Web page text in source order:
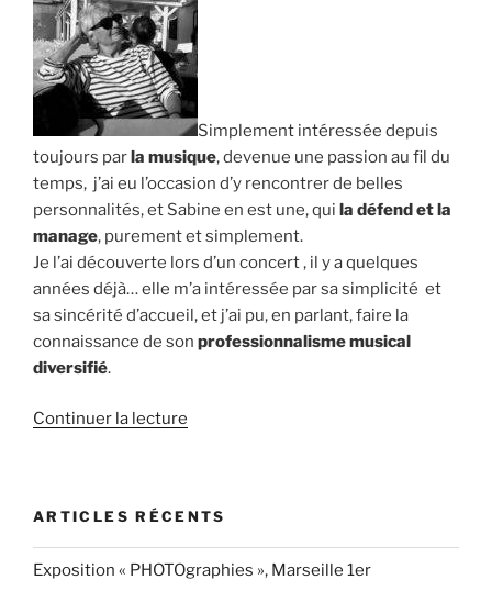
Simplement intéressée depuis
toujours parla musique, devenue une passion au fil du
temps, j’ai eu l’occasion d’y rencontrer de belles
personnalités, et Sabine en est une, qui la défend et la
manage, purement et simplement.
Je l’ai découverte lors d’un concert , il y a quelques
années déjà… elle m’a intéressée par sa simplicité et
sa sincérité d’accueil, et j’ai pu, en parlant, faire la
connaissance de son professionnalisme musical
diversifié.
Continuer la lecture
m’a
fait
connaître
ARTICLES RÉCENTS
Exposition « PHOTOgraphies », Marseille 1er